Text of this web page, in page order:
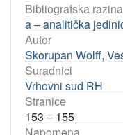
Bibliografska razina
a – analitička
Autor
Skorupan Wolff,
Suradnici
Vrhovni sud RH
Stranice
153 – 155